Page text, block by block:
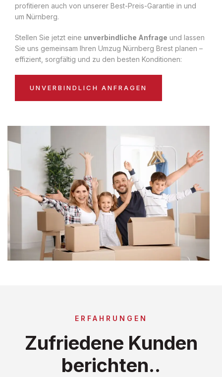
profitieren auch von unserer Best-Preis-Garantie in und
um Nürnberg.
Stellen Sie jetzt eine unverbindliche Anfrage und lassen
Sie uns gemeinsam Ihren Umzug Nürnberg Brest planen –
effizient, sorgfältig und zu den besten Konditionen:
UNVERBINDLICH ANFRAGEN
ERFAHRUNGEN
Zufriedene Kunden
berichten..